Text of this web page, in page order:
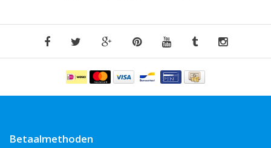
Betaalmethoden